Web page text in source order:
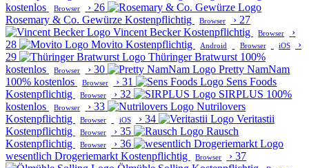
kostenlos
Browser › 26
Rosemary & Co. Gewürze Kostenpflichtig Browser › 27
Vincent Becker Kostenpflichtig Browser
›
28
Movito Kostenpflichtig Android Browser iOS
›
29
Thüringer Bratwurst 100%
kostenlos
Browser › 30
Pretty NamNam
100% kostenlos
Browser › 31
Sens Foods
Kostenpflichtig
Browser › 32 SIRPLUS 100%
kostenlos
Browser › 33
Nutrilovers
Kostenpflichtig
Browser iOS › 34
Veritastii
Kostenpflichtig
Browser › 35
Rausch
Kostenpflichtig
Browser › 36
wesentlich Drogeriemarkt Kostenpflichtig Browser › 37